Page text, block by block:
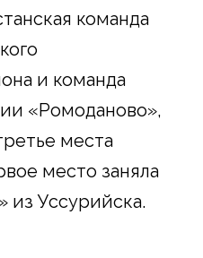
команда
и команда
«Ромоданово»,
места
место заняла
из Уссурийска.